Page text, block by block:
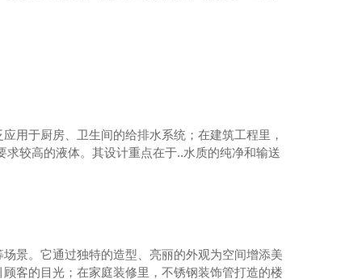
用于厨房、卫生间的给排水系统；在建筑工程里，
较高的液体。其设计重点在于..水质的纯净和输送
景。它通过独特的造型、亮丽的外观为空间增添美
客的目光；在家庭装修里，不锈钢装饰管打造的楼